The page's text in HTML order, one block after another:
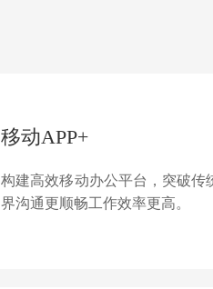
移动APP+
构建高效移动办公平台，突破传
界沟通更顺畅工作效率更高。